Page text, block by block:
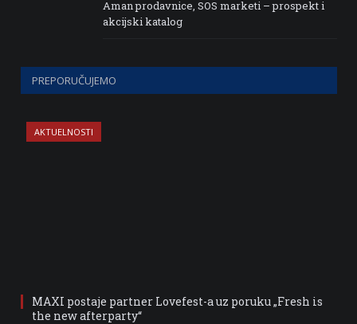
Aman prodavnice, SOS marketi – prospekt i
akcijski katalog
PREPORUČUJEMO
AKTUELNOSTI
MAXI postaje partner Lovefest-a uz poruku „Fresh is
the new afterparty“